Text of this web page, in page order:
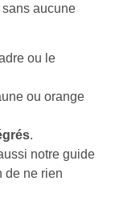
aucune
ou le
ou orange
.
notre guide
de ne rien